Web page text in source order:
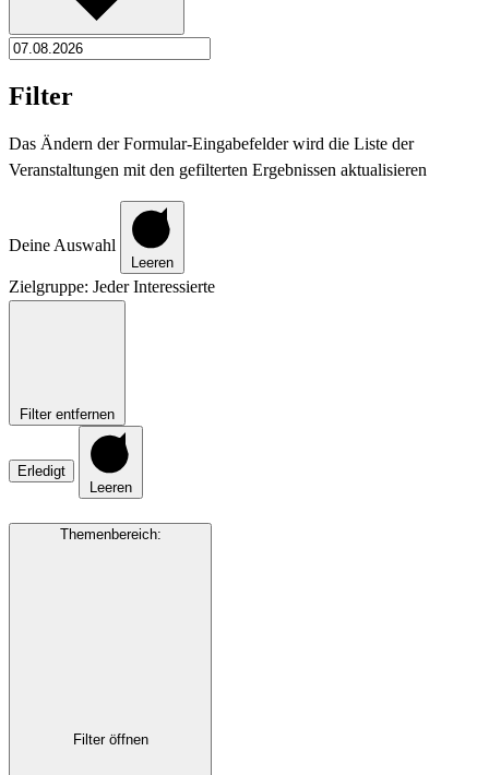
Filter
Das Ändern der Formular-Eingabefelder wird die Liste der
Veranstaltungen mit den gefilterten Ergebnissen aktualisieren
Deine Auswahl
Leeren
Zielgruppe: Jeder Interessierte
Filter entfernen
Erledigt
Leeren
Themenbereich:
Filter öffnen